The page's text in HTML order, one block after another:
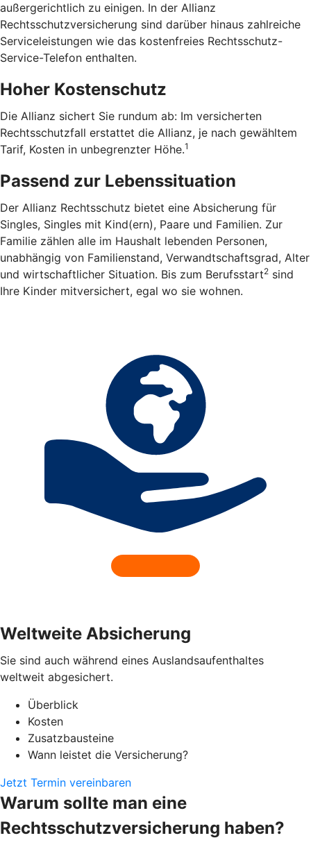
außergerichtlich zu einigen. In der Allianz
Rechtsschutzversicherung sind darüber hinaus zahlreiche
Serviceleistungen wie das kostenfreies Rechtsschutz-
Service-Telefon enthalten.
Hoher Kostenschutz
Die Allianz sichert Sie rundum ab: Im versicherten
Rechtsschutzfall erstattet die Allianz, je nach gewähltem
Tarif, Kosten in unbegrenzter Höhe.1
Passend zur Lebenssituation
Der Allianz Rechtsschutz bietet eine Absicherung für
Singles, Singles mit Kind(ern), Paare und Familien. Zur
Familie zählen alle im Haushalt lebenden Personen,
unabhängig von Familienstand, Verwandtschaftsgrad, Alter
und wirtschaftlicher Situation. Bis zum Berufsstart2 sind
Ihre Kinder mitversichert, egal wo sie wohnen.
Weltweite Absicherung
Sie sind auch während eines Auslandsaufenthaltes
weltweit abgesichert.
Überblick
Kosten
Zusatzbausteine
Wann leistet die Versicherung?
Jetzt Termin vereinbaren
Warum sollte man eine
Rechtsschutzversicherung haben?